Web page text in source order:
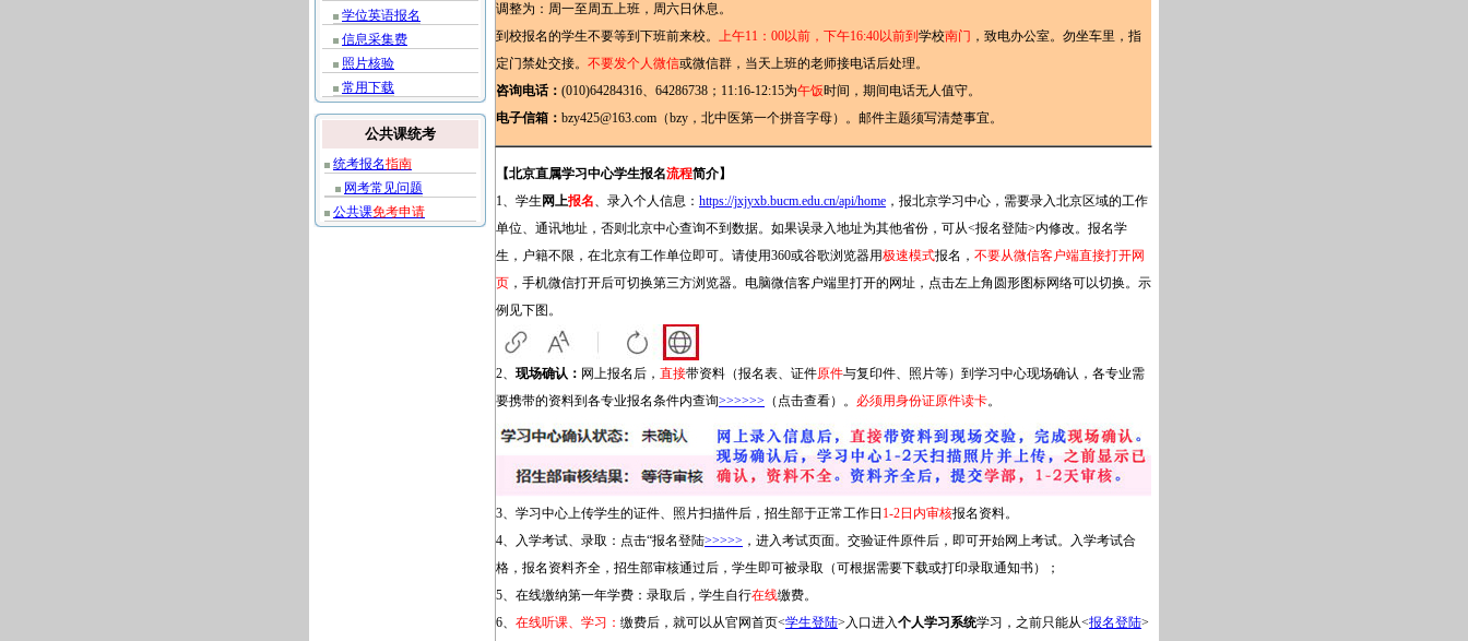
学位英语报名
信息采集费
照片核验
常用下载
公共课统考
统考报名指南
网考常见问题
公共课免考申请
调整为：周一至周五上班，周六日休息。
到校报名的学生不要等到下班前来校。 上午11：00以前，下午16:40以前到 学校南门 ，致电办公室。勿坐车里，指
定门禁处交接。 不要发个人微信或微信群，当天上班的老师接电话后处理。
咨询电话： (010)64284316、64286738；11:16-12:15为午饭时间，期间电话无人值守。
电子信箱： bzy425@163.com（bzy，北中医第一个拼音字母）。邮件主题须写清楚事宜。
【北京直属学习中心学生报名流程简介】
1、学生 网上报名、录入个人信息： https://jxjyxb.bucm.edu.cn/api/home ，报北京学习中心，需要录入北京区域的工作
单位、通讯地址，否则北京中心查询不到数据。如果误录入地址为其他省份，可从<报名登陆>内修改。报名学
生，户籍不限，在北京有工作单位即可。请使用360或谷歌浏览器用极速模式报名， 不要从微信客户端直接打开网
页 ，手机微信打开后可切换第三方浏览器。电脑微信客户端里打开的网址，点击左上角圆形图标网络可以切换。示
例见下图。
2、 现场确认 ： 网上报名后， 直接带资料（报名表、证件原件与复印件、照片等）到学习中心现场确认，各专业需
要携带的资料到各专业报名条件内查询>>>>>> （点击查看）。 必须用身份证原件读卡。
3、学习中心上传学生的证件、照片扫描件后，招生部于正常工作日 1-2日内审核报名资料。
4、入学考试、录取：点击“报名登陆>>>>> ，进入考试页面。交验证件原件后，即可开始网上考试。入学考试合
格，报名资料齐全，招生部审核通过后，学生即可被录取（可根据需要下载或打印录取通知书）；
5、在线缴纳第一年学费：录取后，学生自行在线缴费。
6、 在线听课、学习： 缴费后，就可以从官网首页<学生登陆>入口进入个人学习系统学习，之前只能从<报名登陆>